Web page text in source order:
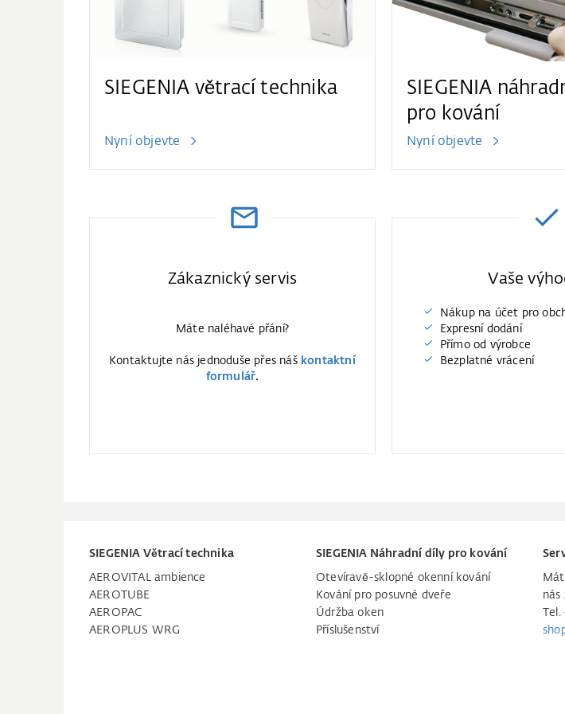
SIEGENIA větrací technika
Nyní objevte
SIEGENIA
pro kování
Nyní objevte
Zákaznický servis
Máte naléhavé přání?
Kontaktujte nás jednoduše přes náš kontaktní
formulář.
Vaše
Nákup na účet pro
Expresní dodání
Přímo od výrobce
Bezplatné vrácení
SIEGENIA Větrací technika
AEROVITAL ambience
AEROTUBE
AEROPAC
AEROPLUS WRG
SIEGENIA Náhradní díly pro kování
Otevíravě-sklopné okenní kování
Kování pro posuvné dveře
Údržba oken
Příslušenství
nás